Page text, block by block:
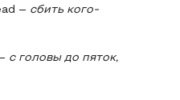
– сбить кого-
с головы до пяток,